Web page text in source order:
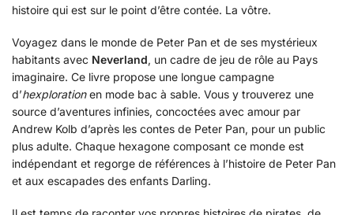
histoire qui est sur le point d’être contée. La vôtre.
Voyagez dans le monde de Peter Pan et de ses mystérieux
habitants avec Neverland, un cadre de jeu de rôle au Pays
imaginaire. Ce livre propose une longue campagne
d’hexplorationen mode bac à sable. Vous y trouverez une
source d’aventures infinies, concoctées avec amour par
Andrew Kolb d’après les contes de Peter Pan, pour un public
plus adulte. Chaque hexagone composant ce monde est
indépendant et regorge de références à l’histoire de Peter Pan
et aux escapades des enfants Darling.